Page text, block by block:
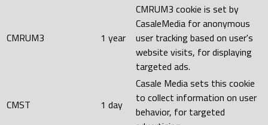
CMRUM3 1 year
CMRUM3 cookie is set by
CasaleMedia for anonymous
user tracking based on user's
website visits, for displaying
targeted ads.
CMST 1 day
Casale Media sets this cookie
to collect information on user
behavior, for targeted